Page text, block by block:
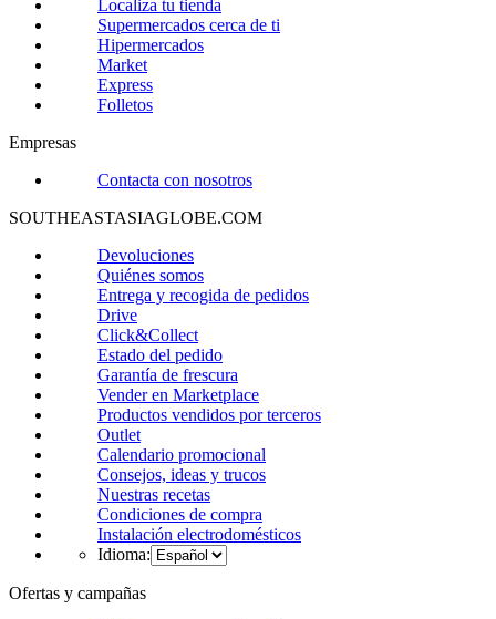
Localiza tu tienda
Supermercados cerca de ti
Hipermercados
Market
Express
Folletos
Empresas
Contacta con nosotros
SOUTHEASTASIAGLOBE.COM
Devoluciones
Quiénes somos
Entrega y recogida de pedidos
Drive
Click&Collect
Estado del pedido
Garantía de frescura
Vender en Marketplace
Productos vendidos por terceros
Outlet
Calendario promocional
Consejos, ideas y trucos
Nuestras recetas
Condiciones de compra
Instalación electrodomésticos
Idioma:
Ofertas y campañas